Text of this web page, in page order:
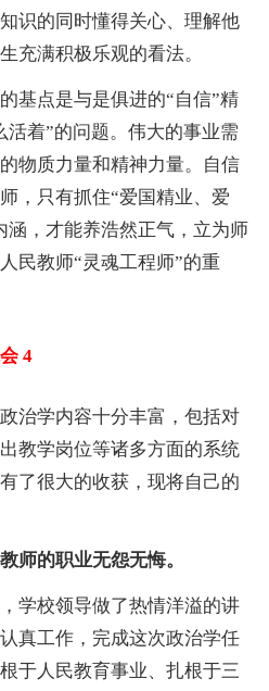
识的同时懂得关心、理解他
充满积极乐观的看法。
点是与是俱进的“自信”精
活着”的问题。伟大的事业需
物质力量和精神力量。自信
，只有抓住“爱国精业、爱
涵，才能养浩然正气，立为师
民教师“灵魂工程师”的重
4
学内容十分丰富，包括对
教学岗位等诸多方面的系统
了很大的收获，现将自己的
的职业无怨无悔。
校领导做了热情洋溢的讲
真工作，完成这次政治学任
于人民教育事业、扎根于三